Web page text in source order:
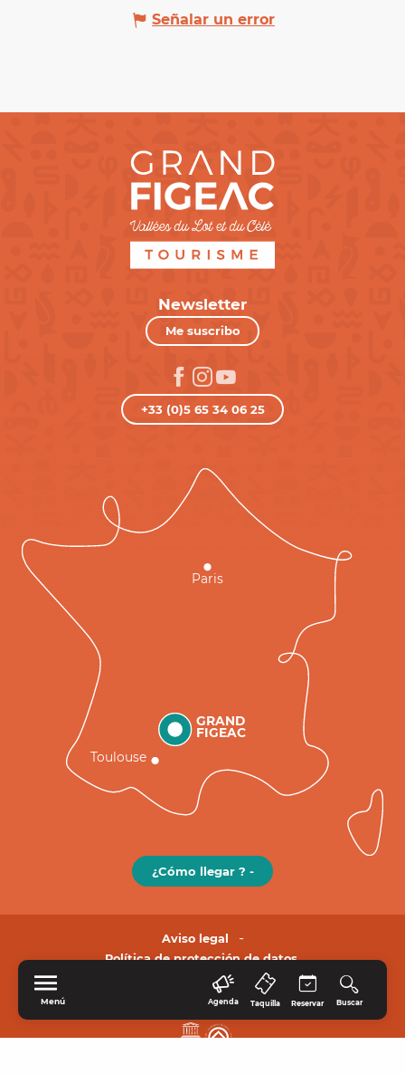
Menú Agenda Taquilla Reservar Buscar
Señalar un error
Newsletter
Me suscribo
+33 (0)5 65 34 06 25
GRAND
FIGEAC
Toulouse
Paris
¿Cómo llegar ? -
Aviso legal
Política de protección de datos.